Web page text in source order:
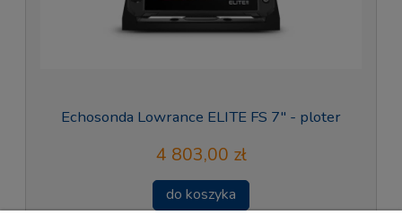
Echosonda Lowrance ELITE FS 7" - ploter
4 803,00 zł
do koszyka